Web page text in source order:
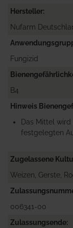
Hersteller
Nufarm
Fungizid
B4
Hinweis
Das Mittel
festgelegten
Zugelassene
Weizen, Gerste,
006341-00
Zulassungsende